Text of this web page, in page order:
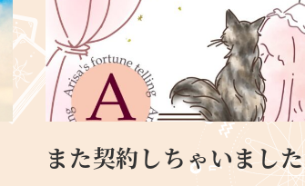
また契約しちゃいました